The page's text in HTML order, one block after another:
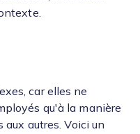
car elles ne
qu'à la manière
autres. Voici un